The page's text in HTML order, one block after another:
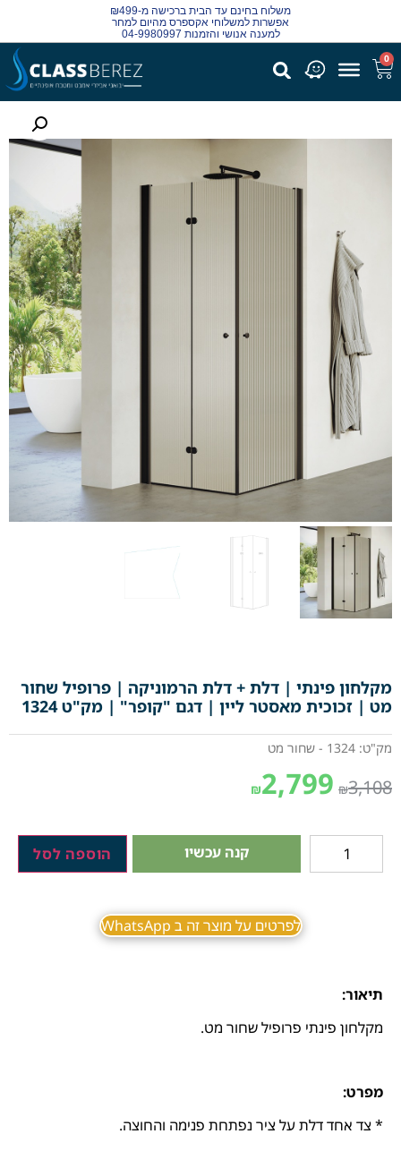
משלוח בחינם עד הבית ברכישה מ-₪499
אפשרות למשלוחי אקספרס מהיום למחר
למענה אנושי והזמנות 04-9980997
0
מקלחון פינתי | דלת + דלת הרמוניקה | פרופיל שחור
מט | זכוכית מאסטר ליין | דגם "קופר" | מק"ט 1324
מק"ט: 1324 - שחור מט
₪3,108
₪2,799
קנה עכשיו הוספה לסל
לפרטים על מוצר זה ב WhatsApp
תיאור:
מקלחון פינתי פרופיל שחור מט.
מפרט:
* צד אחד דלת על ציר נפתחת פנימה והחוצה.